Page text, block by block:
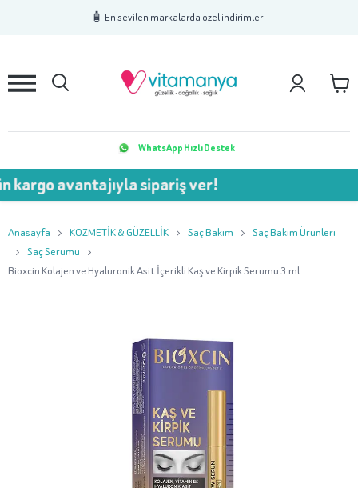
🧴 En sevilen markalarda özel indirimler!
2 3
WhatsApp Hızlı Destek
avantajıyla sipariş ver!
Anasayfa KOZMETİK & GÜZELLİK Saç Bakım
Saç Bakım Ürünleri
Saç Serumu
Bioxcin Kolajen ve Hyaluronik Asit İçerikli Kaş ve Kirpik Serumu 3 ml